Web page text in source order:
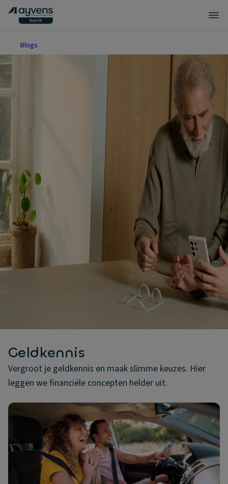
Blogs
Geldkennis
Vergroot je geldkennis en maak slimme keuzes. Hier
leggen we financiële concepten helder uit.